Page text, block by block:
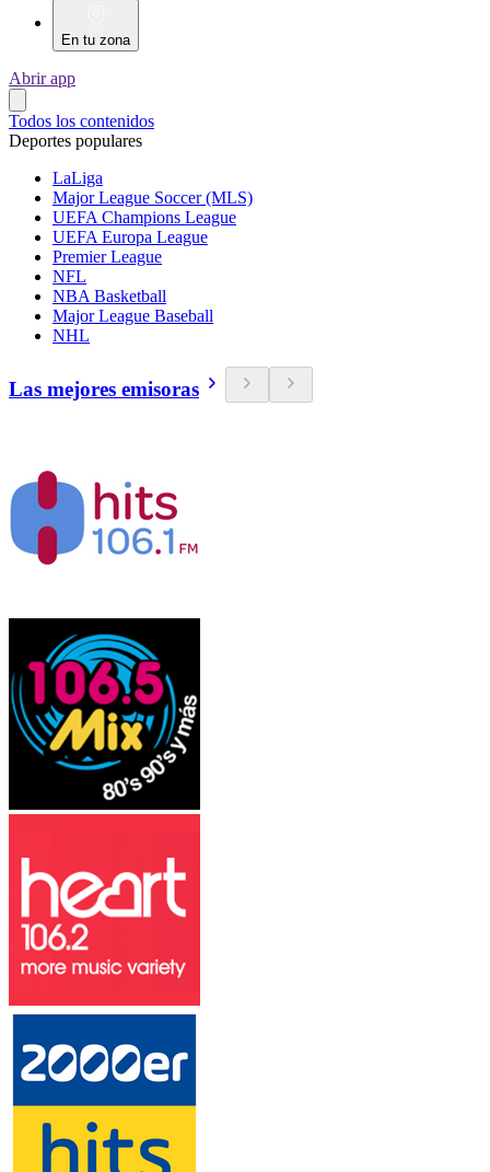
En tu zona
Abrir app
Todos los contenidos
Deportes populares
LaLiga
Major League Soccer (MLS)
UEFA Champions League
UEFA Europa League
Premier League
NFL
NBA Basketball
Major League Baseball
NHL
Las mejores emisoras